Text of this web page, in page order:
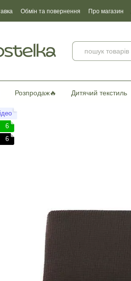
Обмін та повернення Про магазин
Договір публічної оферти
Розпродаж🔥 Дитячий текстиль
6
6